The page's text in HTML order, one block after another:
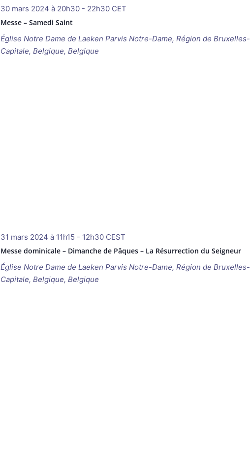
Messe – Samedi Saint
30 mars 2024 à 20h30- 22h30 CET
Église Notre Dame de Laeken Parvis Notre-Dame, Région de Bruxelles-
Capitale, Belgique, Belgique
Messe dominicale – Dimanche de Pâques – La Résurrection du Seigneur
31 mars 2024 à 11h15 - 12h30 CEST
Église Notre Dame de Laeken Parvis Notre-Dame, Région de Bruxelles-
Capitale, Belgique, Belgique